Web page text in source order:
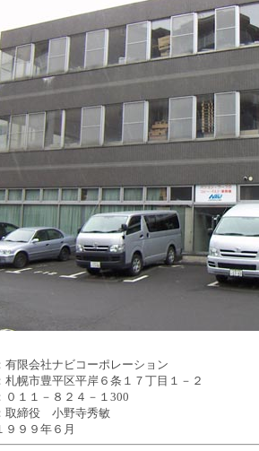
有限会社ナビコーポレーション
札幌市豊平区平岸６条１７丁目１－２
０１１－８２４－１300
取締役 小野寺秀敏
９９９年６月